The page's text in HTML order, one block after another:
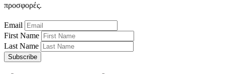
προσφορές.
Email
First Name
Last Name
Subscribe